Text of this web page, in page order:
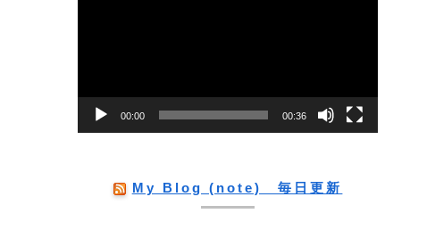
00:00 00:36
My Blog (note) 毎日更新